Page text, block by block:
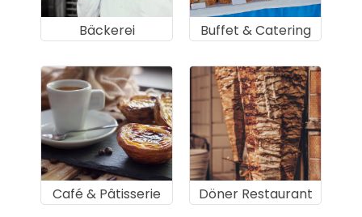
Bäckerei Buffet & Catering
Café & Pâtisserie Döner Restaurant